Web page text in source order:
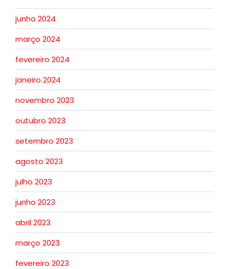
junho 2024
março 2024
fevereiro 2024
janeiro 2024
novembro 2023
outubro 2023
setembro 2023
agosto 2023
julho 2023
junho 2023
abril 2023
março 2023
fevereiro 2023